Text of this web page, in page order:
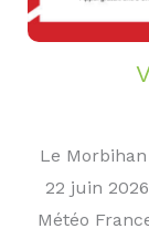
Le
22 juin
Météo